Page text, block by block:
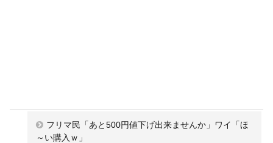
フリマ民「あと500円値下げ出来ませんか」ワイ「ほ
～い購入ｗ」